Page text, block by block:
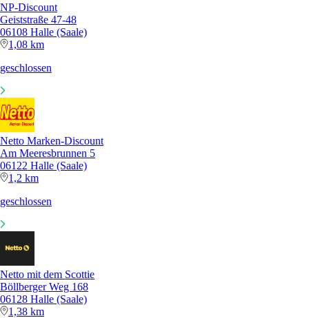
NP-Discount
Geiststraße 47-48
06108 Halle (Saale)
1,08 km
geschlossen
Netto Marken-Discount
Am Meeresbrunnen 5
06122 Halle (Saale)
1,2 km
geschlossen
Netto mit dem Scottie
Böllberger Weg 168
06128 Halle (Saale)
1,38 km